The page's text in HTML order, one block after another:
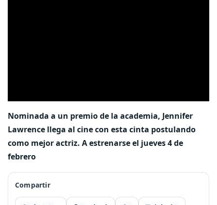
Nominada a un premio de la academia, Jennifer
Lawrence llega al cine con esta cinta postulando
como mejor actriz. A estrenarse el jueves 4 de
febrero
Compartir